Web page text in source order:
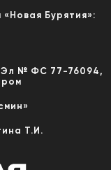
Бурятия»:
Эл № ФС 77-76094,
Т.И.